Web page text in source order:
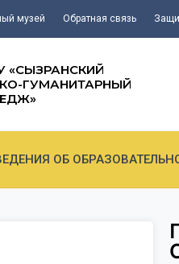
музей Обратная связь
«СЫЗРАНСКИЙ
ГУМАНИТАРНЫЙ
ОБ